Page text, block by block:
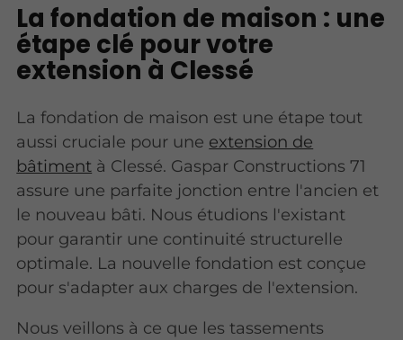
La fondation de maison : une
étape clé pour votre
extension à Clessé
La fondation de maison est une étape tout
aussi cruciale pour une extension de
bâtiment à Clessé. Gaspar Constructions 71
assure une parfaite jonction entre l'ancien et
le nouveau bâti. Nous étudions l'existant
pour garantir une continuité structurelle
optimale. La nouvelle fondation est conçue
pour s'adapter aux charges de l'extension.
Nous veillons à ce que les tassements